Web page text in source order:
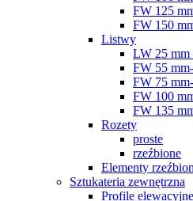
FW 125
FW 150
Listwy
LW 25 mm
FW 55
FW 75
FW 100
FW 135
Rozety
proste
rzeźbione
Elementy
Sztukateria zewnętrzna
Profile